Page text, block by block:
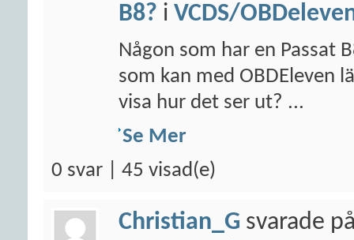
B8? i VCDS/
Någon som har en Passat
som kan med OBDEleven
visa hur det ser ut? ...
Se Mer
0 svar | 45 visad(e)
Christian_G svarade